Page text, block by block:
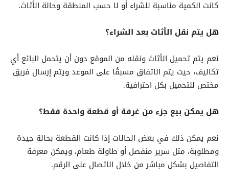
كانت الكمية مناسبة للشراء أو لا حسب المنطقة وحالة الأثاث.
هل يتم نقل الأثاث بعد الشراء؟
نعم يتم تحميل الأثاث ونقله من الموقع دون أن يتحمل البائع أي
تكاليف، حيث يتم الاتفاق مسبقًا على الموعد ويتم إرسال فريق
مختص للتحميل بكل احترافية.
هل يمكن بيع جزء من غرفة أو قطعة واحدة فقط؟
نعم يمكن ذلك في بعض الحالات إذا كانت القطعة بحالة جيدة
ومطلوبة، مثل سرير منفصل أو طاولة طعام، ويمكن معرفة
التفاصيل بشكل مباشر من خلال الاتصال على الرقم.